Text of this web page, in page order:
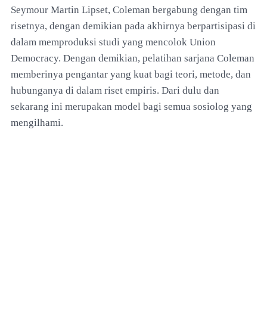
Seymour Martin Lipset, Coleman bergabung dengan tim
risetnya, dengan demikian pada akhirnya berpartisipasi di
dalam memproduksi studi yang mencolok Union
Democracy. Dengan demikian, pelatihan sarjana Coleman
memberinya pengantar yang kuat bagi teori, metode, dan
hubunganya di dalam riset empiris. Dari dulu dan
sekarang ini merupakan model bagi semua sosiolog yang
mengilhami.